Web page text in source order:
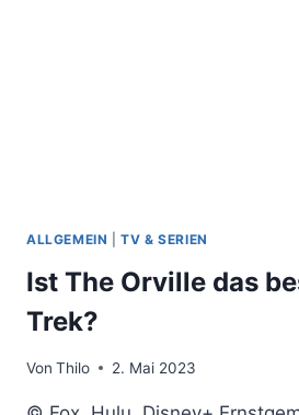
ALLGEMEIN |TV & SERIEN
Ist The Orville das
Trek?
Von Thilo 2. Mai 2023